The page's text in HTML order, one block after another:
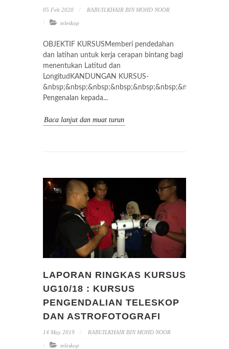
05 Feb 2020 RABUILKHAIR BIN MOHD NOOR
teleskop
OBJEKTIF KURSUSMemberi pendedahan
dan latihan untuk kerja cerapan bintang bagi
menentukan Latitud dan
LongitudKANDUNGAN KURSUS-
Pengenalan kepada...
Baca lanjut dan muat turun
LAPORAN RINGKAS KURSUS
UG10/18 : KURSUS
PENGENDALIAN TELESKOP
DAN ASTROFOTOGRAFI
14 May 2019 RABUILKHAIR BIN MOHD NOOR
teleskop